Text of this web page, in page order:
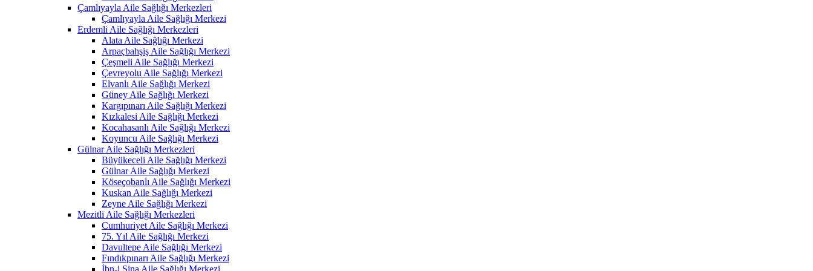
Çamlıyayla Aile Sağlığı Merkezleri
Çamlıyayla Aile Sağlığı Merkezi
Erdemli Aile Sağlığı Merkezleri
Alata Aile Sağlığı Merkezi
Arpaçbahşiş Aile Sağlığı Merkezi
Çeşmeli Aile Sağlığı Merkezi
Çevreyolu Aile Sağlığı Merkezi
Elvanlı Aile Sağlığı Merkezi
Güney Aile Sağlığı Merkezi
Kargıpınarı Aile Sağlığı Merkezi
Kızkalesi Aile Sağlığı Merkezi
Kocahasanlı Aile Sağlığı Merkezi
Koyuncu Aile Sağlığı Merkezi
Gülnar Aile Sağlığı Merkezleri
Büyükeceli Aile Sağlığı Merkezi
Gülnar Aile Sağlığı Merkezi
Köseçobanlı Aile Sağlığı Merkezi
Kuskan Aile Sağlığı Merkezi
Zeyne Aile Sağlığı Merkezi
Mezitli Aile Sağlığı Merkezleri
Cumhuriyet Aile Sağlığı Merkezi
75. Yıl Aile Sağlığı Merkezi
Davultepe Aile Sağlığı Merkezi
Fındıkpınarı Aile Sağlığı Merkezi
İbn-i Sina Aile Sağlığı Merkezi